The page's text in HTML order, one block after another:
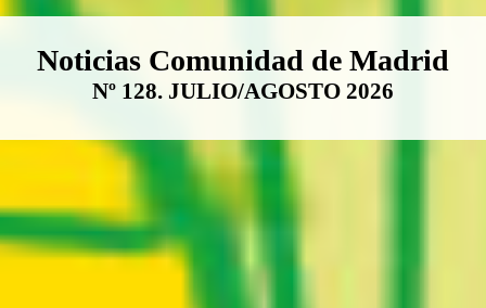
Boletín Noticias Comunidad de
Noticias Comunidad de Madrid
Nº 128. JULIO/AGOSTO 2026